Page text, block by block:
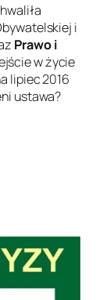
i
Prawo i
w życie
lipiec 2016
ustawa?